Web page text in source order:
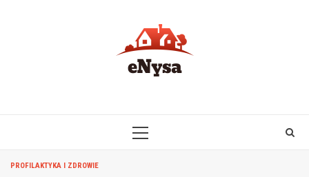
PRIMARY
PROFILAKTYKA I ZDROWIE